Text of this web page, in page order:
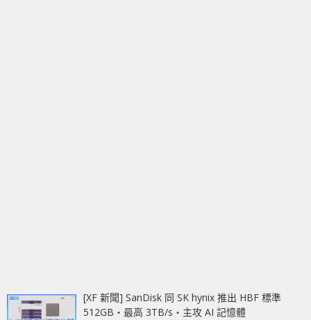
[XF 新聞] SanDisk 同 SK hynix 推出 HBF 標準
512GB‧最高 3TB/s‧主攻 AI 記憶體